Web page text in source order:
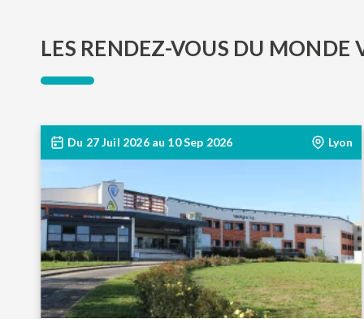
LES RENDEZ-VOUS DU MONDE
Du 27 Juil 2026au 10 Sep 2026 Lyon